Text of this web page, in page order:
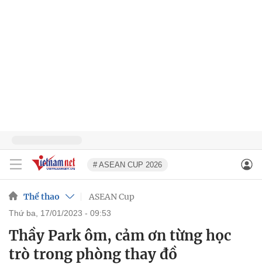
# ASEAN CUP 2026
Thể thao ASEAN Cup
thứ ba, 17/01/2023 - 09:53
Thầy Park ôm, cảm ơn từng học
trò trong phòng thay đồ